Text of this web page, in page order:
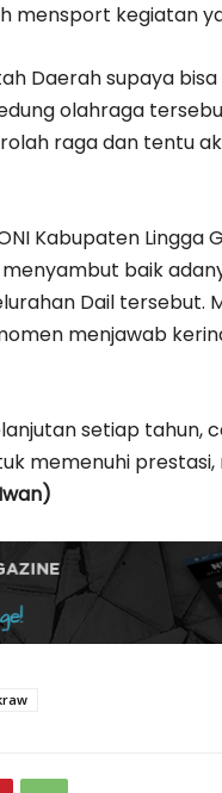
mensport kegiatan
Daerah supaya
olahraga
raga dan tentu
Kabupaten
baik
Dail tersebut.
menjawab
setiap tahun,
memenuhi